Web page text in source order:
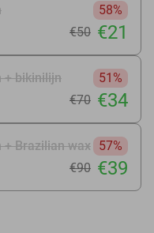
58%
€50 €21
+ bikinilijn
51%
€70 €34
+ Brazilian wax 57%
€90 €39